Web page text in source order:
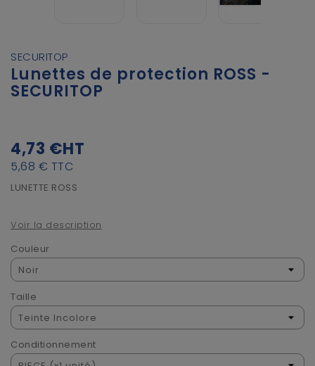
SECURITOP
Lunettes de protection ROSS -
SECURITOP
4,73 €HT
5,68 € TTC
LUNETTE ROSS
Voir la description
Couleur
Taille
Conditionnement